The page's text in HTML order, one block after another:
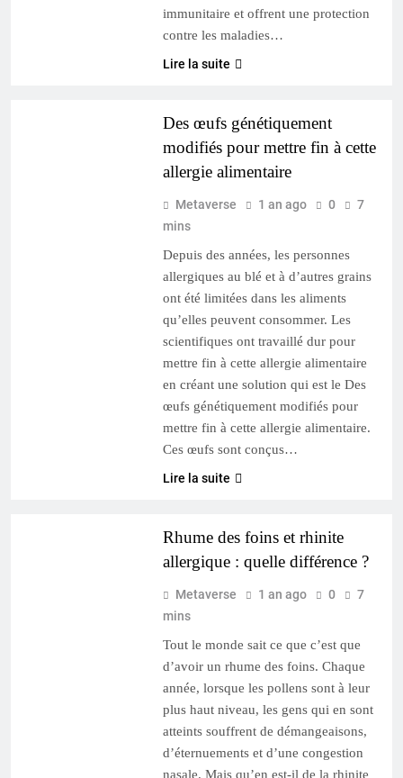
immunitaire et offrent une protection
contre les maladies…
Lire la suite
Des œufs génétiquement
modifiés pour mettre fin à cette
allergie alimentaire
Metaverse 1 an ago 0
7
mins
Depuis des années, les personnes
allergiques au blé et à d’autres grains
ont été limitées dans les aliments
qu’elles peuvent consommer. Les
scientifiques ont travaillé dur pour
mettre fin à cette allergie alimentaire
en créant une solution qui est le Des
œufs génétiquement modifiés pour
mettre fin à cette allergie alimentaire.
Ces œufs sont conçus…
Lire la suite
Rhume des foins et rhinite
allergique : quelle différence ?
Metaverse 1 an ago 0
7
mins
Tout le monde sait ce que c’est que
d’avoir un rhume des foins. Chaque
année, lorsque les pollens sont à leur
plus haut niveau, les gens qui en sont
atteints souffrent de démangeaisons,
d’éternuements et d’une congestion
nasale. Mais qu’en est-il de la rhinite